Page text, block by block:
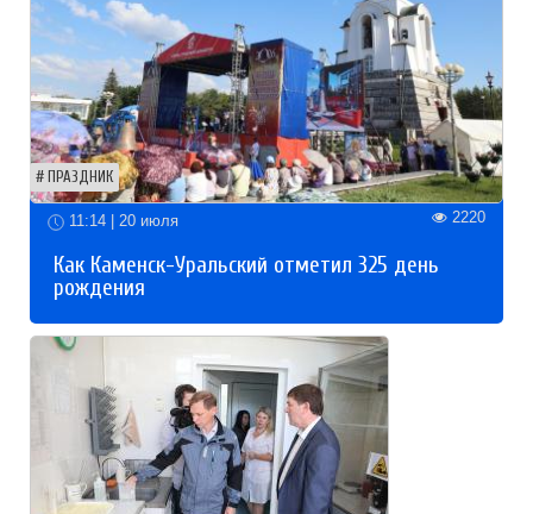
ПРАЗДНИК
11:14 | 20 июля 2220
Как Каменск-Уральский отметил 325 день
рождения